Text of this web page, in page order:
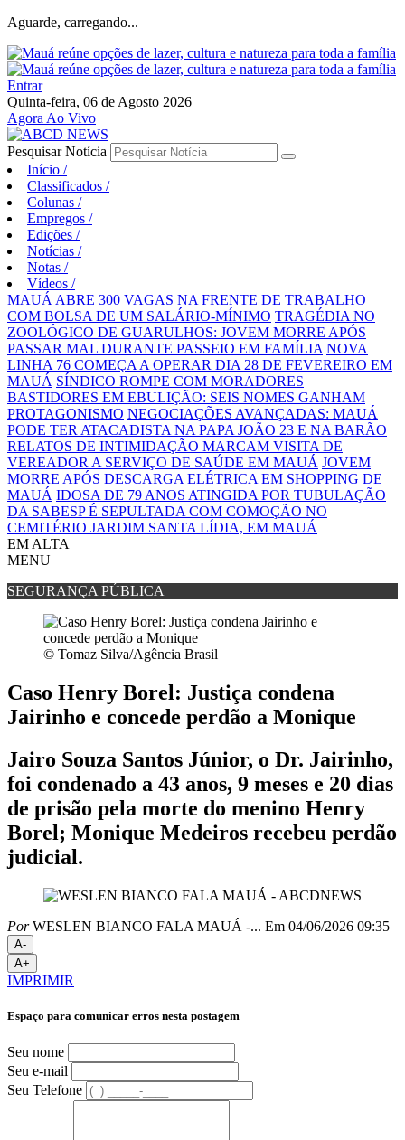
Aguarde, carregando...
Entrar
Quinta-feira, 06 de Agosto 2026
Agora Ao Vivo
Pesquisar Notícia
Início /
Classificados /
Colunas /
Empregos /
Edições /
Notícias /
Notas /
Vídeos /
MAUÁ ABRE 300 VAGAS NA FRENTE DE TRABALHO
COM BOLSA DE UM SALÁRIO-MÍNIMO TRAGÉDIA NO
ZOOLÓGICO DE GUARULHOS: JOVEM MORRE APÓS
PASSAR MAL DURANTE PASSEIO EM FAMÍLIA NOVA
LINHA 76 COMEÇA A OPERAR DIA 28 DE FEVEREIRO EM
MAUÁ SÍNDICO ROMPE COM MORADORES
BASTIDORES EM EBULIÇÃO: SEIS NOMES GANHAM
PROTAGONISMO NEGOCIAÇÕES AVANÇADAS: MAUÁ
PODE TER ATACADISTA NA PAPA JOÃO 23 E NA BARÃO
RELATOS DE INTIMIDAÇÃO MARCAM VISITA DE
VEREADOR A SERVIÇO DE SAÚDE EM MAUÁ JOVEM
MORRE APÓS DESCARGA ELÉTRICA EM SHOPPING DE
MAUÁ IDOSA DE 79 ANOS ATINGIDA POR TUBULAÇÃO
DA SABESP É SEPULTADA COM COMOÇÃO NO
CEMITÉRIO JARDIM SANTA LÍDIA, EM MAUÁ
EM ALTA
MENU
SEGURANÇA PÚBLICA
© Tomaz Silva/Agência Brasil
Caso Henry Borel: Justiça condena
Jairinho e concede perdão a Monique
Jairo Souza Santos Júnior, o Dr. Jairinho,
foi condenado a 43 anos, 9 meses e 20 dias
de prisão pela morte do menino Henry
Borel; Monique Medeiros recebeu perdão
judicial.
PorWESLEN BIANCO FALA MAUÁ -... Em 04/06/2026 09:35
A-
A+
IMPRIMIR
Espaço para comunicar erros nesta postagem
Seu nome
Seu e-mail
Seu Telefone